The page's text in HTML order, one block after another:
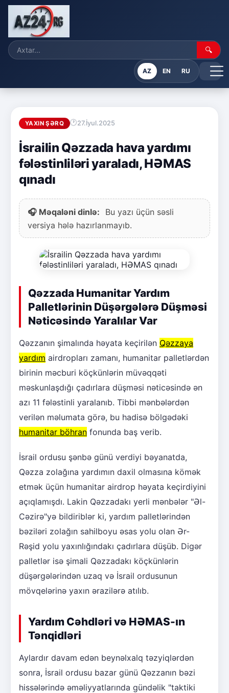
🔍
AZ EN RU
YAXIN ŞƏRQ 27.İyul.2025
İsrailin Qəzzada hava yardımı
fələstinliləri yaraladı, HƏMAS
qınadı
🎧 Məqaləni dinlə:
Bu yazı üçün səsli
versiya hələ hazırlanmayıb.
Qəzzada Humanitar Yardım
Palletlərinin Düşərgələrə Düşməsi
Nəticəsində Yaralılar Var
Qəzzanın şimalında həyata keçirilən Qəzzaya
yardım airdropları zamanı, humanitar palletlərdən
birinin məcburi köçkünlərin müvəqqəti
məskunlaşdığı çadırlara düşməsi nəticəsində ən
azı 11 fələstinli yaralanıb. Tibbi mənbələrdən
verilən məlumata görə, bu hadisə bölgədəki
humanitar böhran fonunda baş verib.
İsrail ordusu şənbə günü verdiyi bəyanatda,
Qəzza zolağına yardımın daxil olmasına kömək
etmək üçün humanitar airdrop həyata keçirdiyini
açıqlamışdı. Lakin Qəzzadakı yerli mənbələr "Əl-
Cəzirə"yə bildiriblər ki, yardım palletlərindən
bəziləri zolağın sahilboyu əsas yolu olan Ər-
Rəşid yolu yaxınlığındakı çadırlara düşüb. Digər
palletlər isə şimali Qəzzadakı köçkünlərin
düşərgələrindən uzaq və İsrail ordusunun
mövqelərinə yaxın ərazilərə atılıb.
Yardım Cəhdləri və HƏMAS-ın
Tənqidləri
Aylardır davam edən beynəlxalq təzyiqlərdən
sonra, İsrail ordusu bazar günü Qəzzanın bəzi
hissələrində əməliyyatlarında gündəlik "taktiki